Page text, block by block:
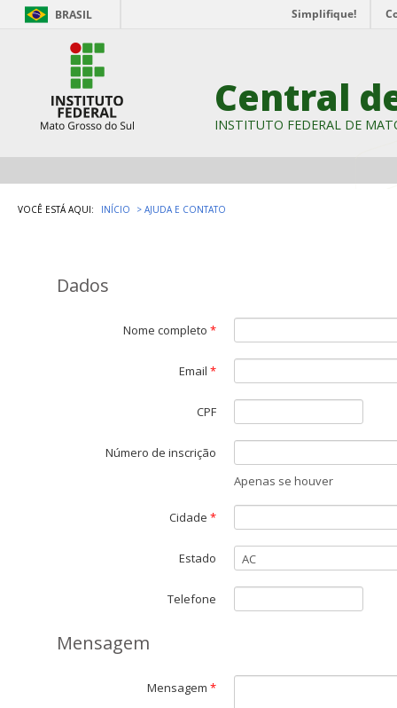
BRASIL Simplifique!
Central
INSTITUTO FEDERAL DE
VOCÊ ESTÁ AQUI: INÍCIO AJUDA E CONTATO
Dados
Nome completo *
Email *
CPF
Número de inscrição
Apenas se houver
Cidade *
Estado
Telefone
Mensagem
Mensagem *